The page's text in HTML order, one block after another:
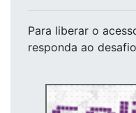
Para liberar o
responda ao